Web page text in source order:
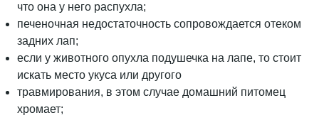
что она у него распухла;
печеночная недостаточность сопровождается отеком
задних лап;
если у животного опухла подушечка на лапе, то стоит
искать место укуса или другого
травмирования, в этом случае домашний питомец
хромает;